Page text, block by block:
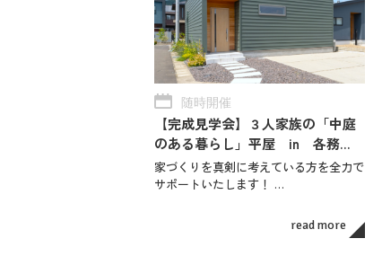
随時開催
【完成見学会】３人家族の「中庭
のある暮らし」平屋 in 各務…
家づくりを真剣に考えている方を全力で
サポートいたします！ …
read more